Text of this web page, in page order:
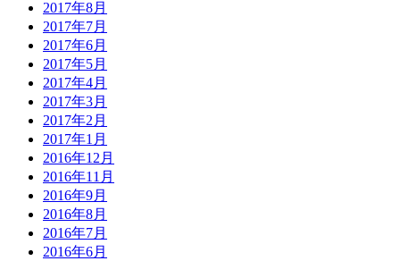
2017年8月
2017年7月
2017年6月
2017年5月
2017年4月
2017年3月
2017年2月
2017年1月
2016年12月
2016年11月
2016年9月
2016年8月
2016年7月
2016年6月